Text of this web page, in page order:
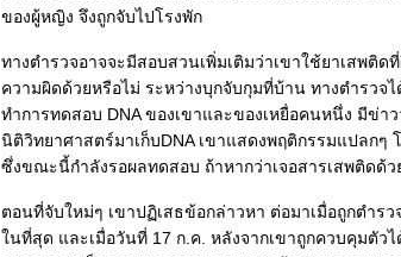
ของผู้หญิง จึงถูกจับไปโรงพัก
ทางตำรวจอาจจะมีสอบสวนเพิ่มเติมว่าเขาใช้ยาเสพติ
ความผิดด้วยหรือไม่ ระหว่างบุกจับกุมที่บ้าน ทางตำรวจ
ทำการทดสอบ DNA ของเขาและของเหยื่อคนหนึ่ง มีข่า
นิติวิทยาศาสตร์มาเก็บDNA เขาแสดงพฤติกรรมแปลกๆ
ซึ่งขณะนี้กำลังรอผลทดสอบ ถ้าหากว่าเจอสารเสพติดด้
ตอนที่จับใหม่ๆ เขาปฏิเสธข้อกล่าวหา ต่อมาเมื่อถูกตำร
นที่สุด และเมื่อวันที่ 17 ก.ค. หลังจากเขาถูกควบคุมตัวไ